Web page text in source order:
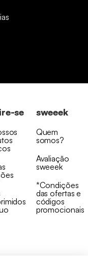
se sweeek
Quem
somos?
Avaliação
sweeek
*Condições
das ofertas e
códigos
promocionais